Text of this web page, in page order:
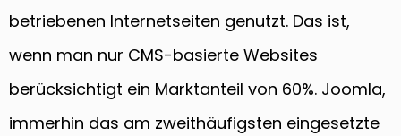
betriebenen Internetseiten genutzt. Das ist,
wenn man nur CMS-basierte Websites
berücksichtigt ein Marktanteil von 60%. Joomla,
immerhin das am zweithäufigsten eingesetzte